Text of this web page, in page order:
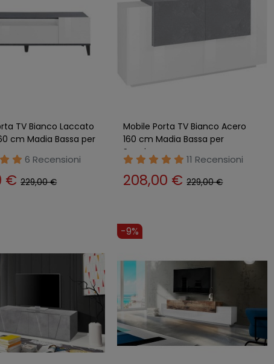
TV Bianco Laccato
cm Madia Bassa per
6 Recensioni
€229,00 €
Mobile Porta TV Bianco Acero
160 cm Madia Bassa per
Soggiorno
11 Recensioni
208,00 €229,00 €
-9%